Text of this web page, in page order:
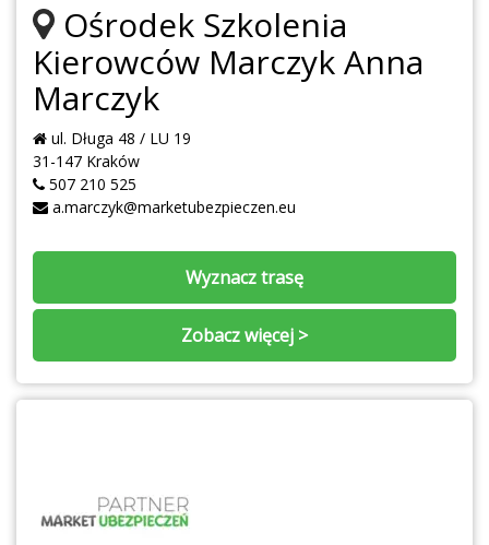
Ośrodek Szkolenia
Kierowców Marczyk Anna
Marczyk
ul. Długa 48 / LU 19
31-147 Kraków
507 210 525
a.marczyk@marketubezpieczen.eu
Wyznacz trasę
Zobacz więcej >